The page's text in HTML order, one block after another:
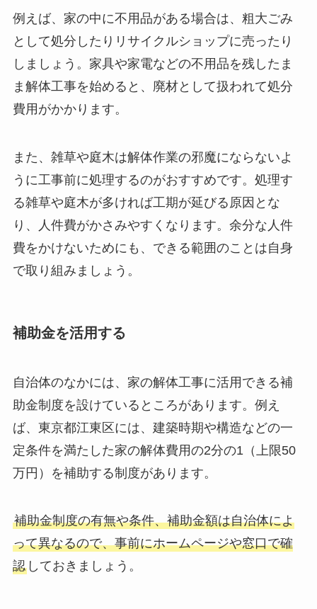
例えば、家の中に不用品がある場合は、粗大ごみ
として処分したりリサイクルショップに売ったり
しましょう。家具や家電などの不用品を残したま
ま解体工事を始めると、廃材として扱われて処分
費用がかかります。
また、雑草や庭木は解体作業の邪魔にならないよ
うに工事前に処理するのがおすすめです。処理す
る雑草や庭木が多ければ工期が延びる原因とな
り、人件費がかさみやすくなります。余分な人件
費をかけないためにも、できる範囲のことは自身
で取り組みましょう。
補助金を活用する
自治体のなかには、家の解体工事に活用できる補
助金制度を設けているところがあります。例え
ば、東京都江東区には、建築時期や構造などの一
定条件を満たした家の解体費用の2分の1（上限50
万円）を補助する制度があります。
補助金制度の有無や条件、補助金額は自治体によ
って異なるので、事前にホームページや窓口で確
認しておきましょう。